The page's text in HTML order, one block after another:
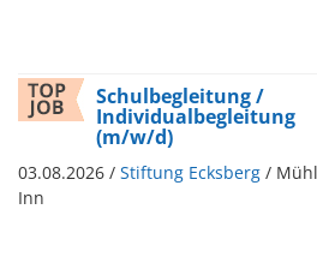
Schulbegleitung /
Individualbegleitung
(m/w/d)
03.08.2026 / Stiftung Ecksberg /
Inn